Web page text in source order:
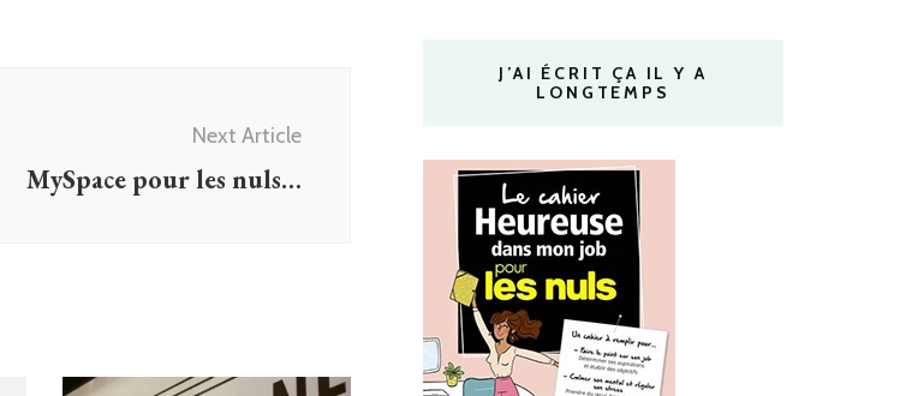
Next Article
MySpace pour les nuls…
J’AI ÉCRIT ÇA IL Y A
LONGTEMPS